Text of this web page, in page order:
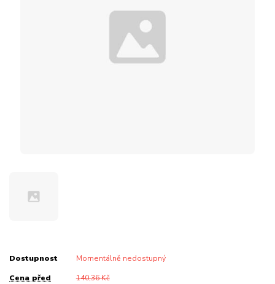
Dostupnost Momentálně nedostupný
Cena před
140,36 Kč